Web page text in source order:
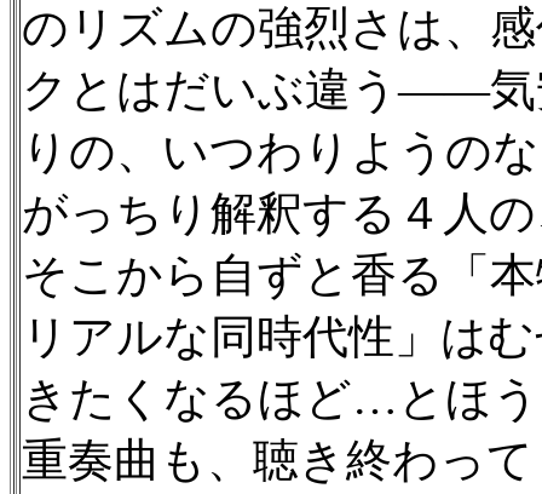
のリズムの強烈さは、
クとはだいぶ違う——気
りの、いつわりようの
がっちり解釈する４人
そこから自ずと香る「
リアルな同時代性」は
きたくなるほど…とほ
重奏曲も、聴き終わっ